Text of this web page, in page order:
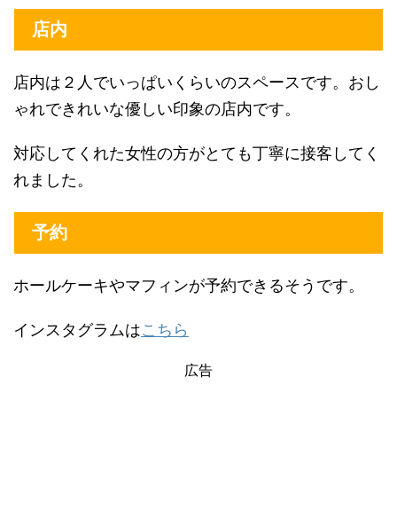
店内
店内は２人でいっぱいくらいのスペースです。おし
ゃれできれいな優しい印象の店内です。
対応してくれた女性の方がとても丁寧に接客してく
れました。
予約
ホールケーキやマフィンが予約できるそうです。
インスタグラムはこちら
広告